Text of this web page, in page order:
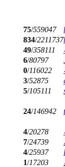
75/559047
834/2211737
49/358111
6/80797
0/116022
3/52875
5/105111
24/146942
4/20278
7/24739
4/25937
1/17203